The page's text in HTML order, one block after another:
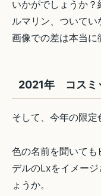
いかがでしょうか？
ルマリン、ついてい
画像での差は本当に
2021年 コスミ
そして、今年の限定
色の名前を聞いて
デルのLxをイメー
ょうか。